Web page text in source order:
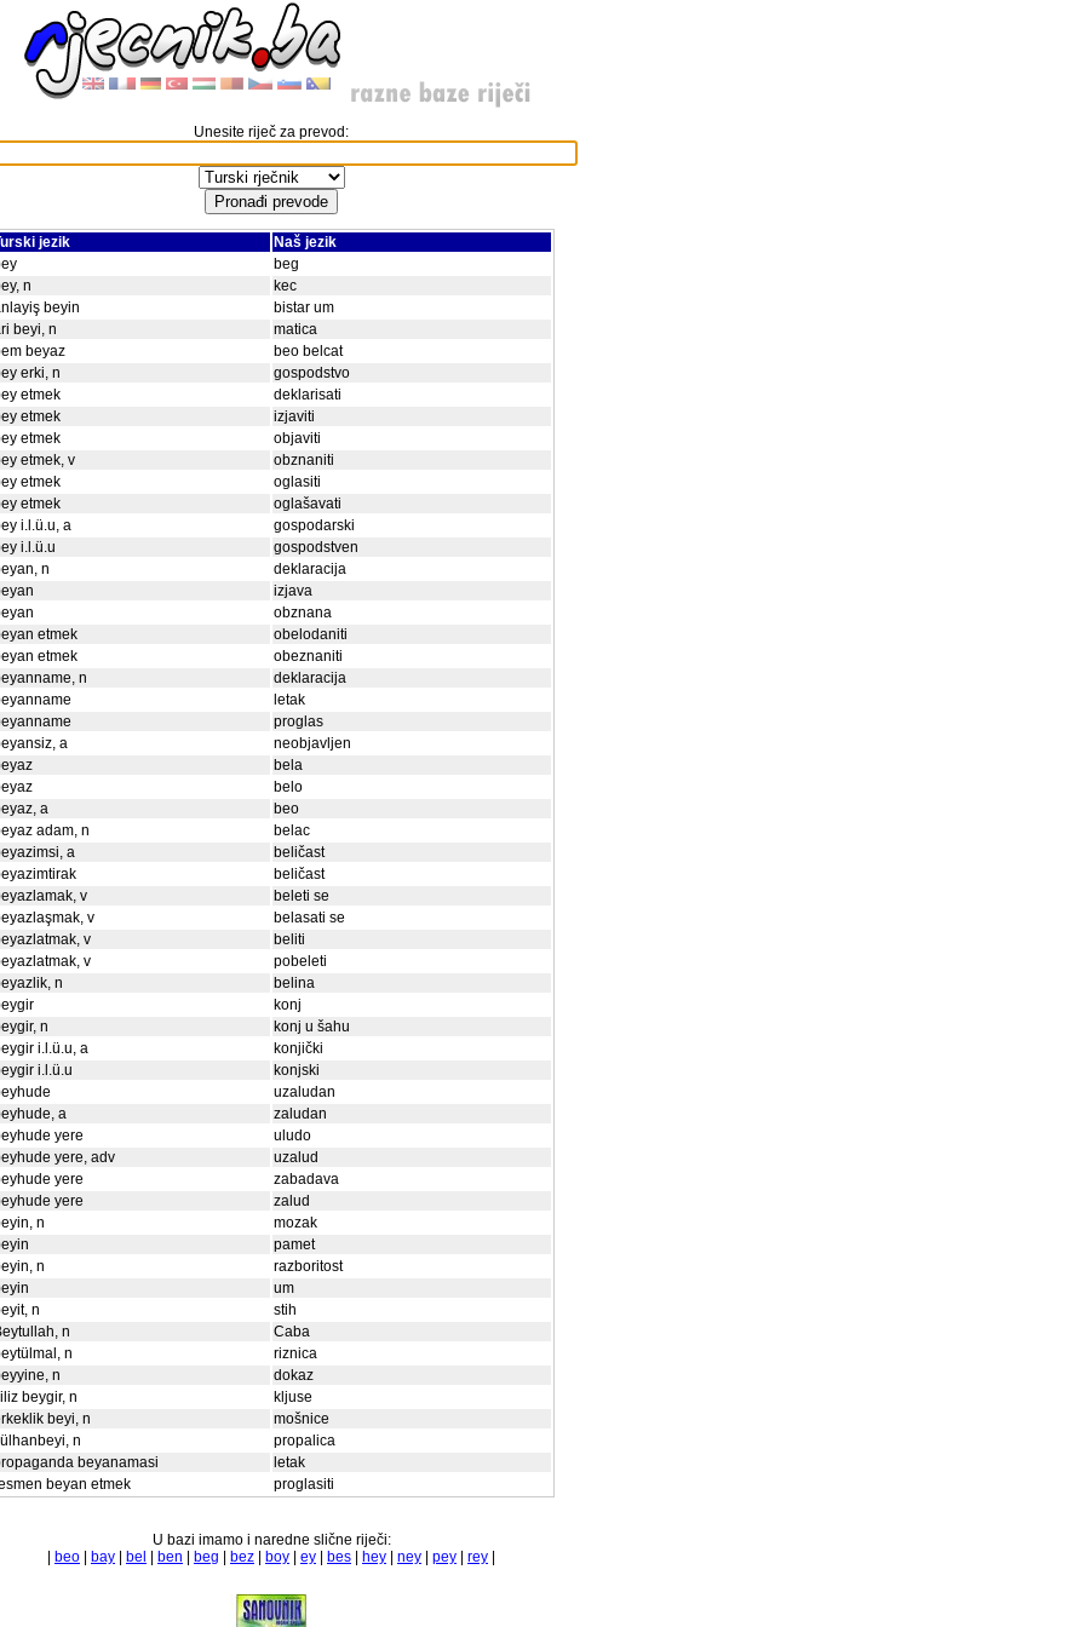
Unesite riječ za prevod:
jezik
Naš jezik
beg
n
kec
beyin
bistar um
beyi, n
matica
beyaz
beo belcat
erki, n
gospodstvo
etmek
deklarisati
etmek
izjaviti
etmek
objaviti
etmek, v
obznaniti
etmek
oglasiti
etmek
oglašavati
i.l.ü.u, a
gospodarski
i.l.ü.u
gospodstven
n
deklaracija
izjava
obznana
etmek
obelodaniti
etmek
obeznaniti
n
deklaracija
letak
proglas
a
neobjavljen
bela
belo
a
beo
adam, n
belac
a
beličast
beličast
v
beleti se
v
belasati se
v
beliti
v
pobeleti
n
belina
konj
n
konj u šahu
i.l.ü.u, a
konjički
i.l.ü.u
konjski
uzaludan
a
zaludan
yere
uludo
yere, adv
uzalud
yere
zabadava
yere
zalud
n
mozak
pamet
n
razboritost
um
n
stih
n
Caba
n
riznica
n
dokaz
beygir, n
kljuse
beyi, n
mošnice
n
propalica
beyanamasi
letak
beyan etmek
proglasiti
U bazi imamo i naredne slične riječi:
beo bay bel ben beg bez boy ey bes hey ney pey rey